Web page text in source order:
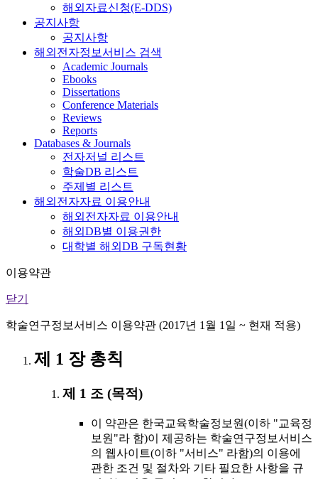
해외자료신청(E-DDS)
공지사항
공지사항
해외전자정보서비스 검색
Academic Journals
Ebooks
Dissertations
Conference Materials
Reviews
Reports
Databases & Journals
전자저널 리스트
학술DB 리스트
주제별 리스트
해외전자자료 이용안내
해외전자자료 이용안내
해외DB별 이용권한
대학별 해외DB 구독현황
이용약관
닫기
학술연구정보서비스 이용약관 (2017년 1월 1일 ~ 현재 적용)
제 1 장 총칙
제 1 조 (목적)
이 약관은 한국교육학술정보원(이하 "교육정
보원"라 함)이 제공하는 학술연구정보서비스
의 웹사이트(이하 "서비스" 라함)의 이용에
관한 조건 및 절차와 기타 필요한 사항을 규